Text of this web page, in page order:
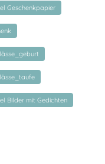
Geschenkpapier
Bilder mit Gedichten